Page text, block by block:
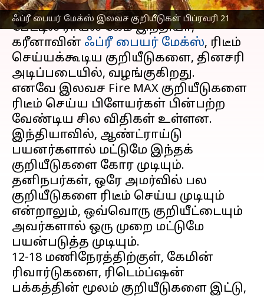
ஃப்ரீ பையர் மேக்ஸ் இலவச குறியீடுகள் பிப்ரவரி 21
செய்தி முன்னோட்டம்
பேட்டில் ராயல் கேம் இந்தியா,
கரீனாவின் ஃப்ரீ பையர் மேக்ஸ், ரிடீம்
செய்யக்கூடிய குறியீடுகளை, தினசரி
அடிப்படையில், வழங்குகிறது.
எனவே இலவச Fire MAX குறியீடுகளை
ரிடீம் செய்ய பிளேயர்கள் பின்பற்ற
வேண்டிய சில விதிகள் உள்ளன.
இந்தியாவில், ஆண்ட்ராய்டு
பயனர்களால் மட்டுமே இந்தக்
குறியீடுகளை கோர முடியும்.
தனிநபர்கள், ஒரே அமர்வில் பல
குறியீடுகளை ரிடீம் செய்ய முடியும்
என்றாலும், ஒவ்வொரு குறியீட்டையும்
அவர்களால் ஒரு முறை மட்டுமே
பயன்படுத்த முடியும்.
12-18 மணிநேரத்திற்குள், கேமின்
ரிவார்டுகளை, ரிடெம்ப்ஷன்
பக்கத்தின் மூலம் குறியீடுகளை இட்டு,